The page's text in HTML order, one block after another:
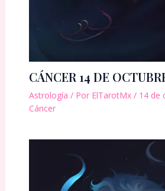
CÁNCER 14 DE
Astrología / Por ElTarotMx / 14 de
Cáncer